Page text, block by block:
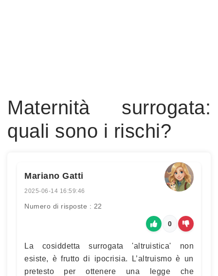
Maternità surrogata:
quali sono i rischi?
Mariano Gatti
2025-06-14 16:59:46
Numero di risposte : 22
0
La cosiddetta surrogata 'altruistica' non
esiste, è frutto di ipocrisia. L’altruismo è un
pretesto per ottenere una legge che